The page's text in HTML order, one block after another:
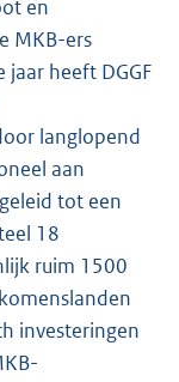
en
MKB-ers
heeft DGGF
langlopend
aan
tot een
18
ruim 1500
investeringen